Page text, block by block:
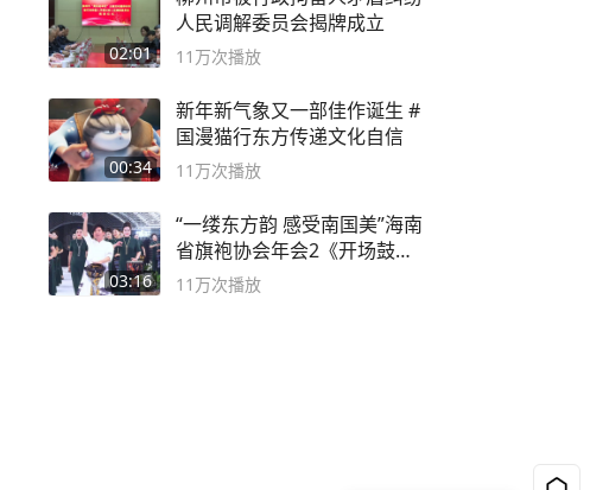
02:01
人民调解委员会揭牌成立
11万次播放
00:34
新年新气象又一部佳作诞生 #
国漫猫行东方传递文化自信
11万次播放
03:16
“一缕东方韵 感受南国美”海南
省旗袍协会年会2《开场鼓》
二团
11万次播放